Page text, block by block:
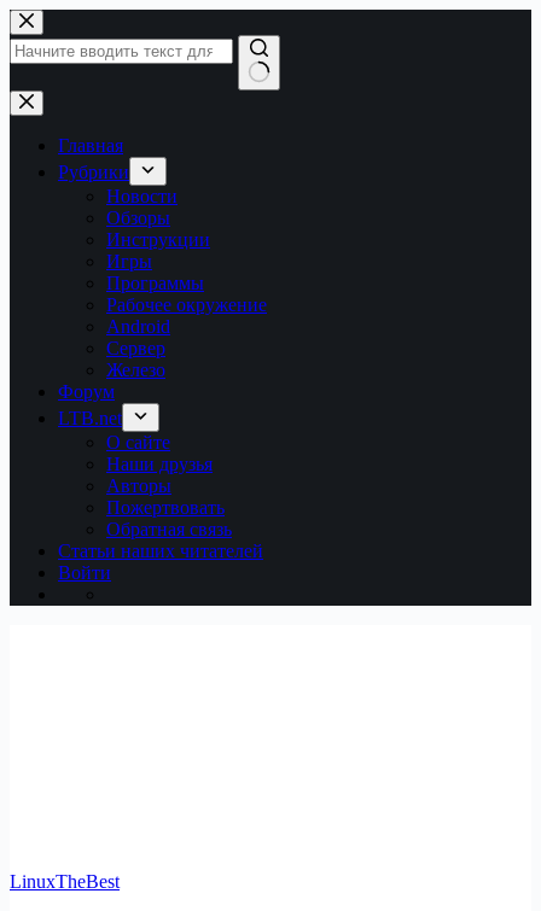
Перейти
к
сути
Ничего
не
найденоГлавная
Рубрики
Новости
Обзоры
Инструкции
Игры
Программы
Рабочее окружение
Android
Сервер
Железо
Форум
LTB.net
О сайте
Наши друзья
Авторы
Пожертвовать
Обратная связь
Статьи наших читателей
Войти
LinuxTheBest